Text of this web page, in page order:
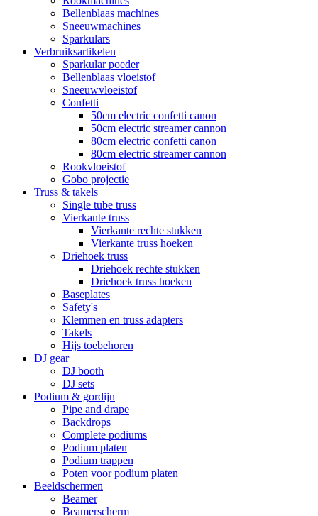
Bellenblaas machines
Sneeuwmachines
Sparkulars
Verbruiksartikelen
Sparkular poeder
Bellenblaas vloeistof
Sneeuwvloeistof
Confetti
50cm electric confetti canon
50cm electric streamer cannon
80cm electric confetti canon
80cm electric streamer cannon
Rookvloeistof
Gobo projectie
Truss & takels
Single tube truss
Vierkante truss
Vierkante rechte stukken
Vierkante truss hoeken
Driehoek truss
Driehoek rechte stukken
Driehoek truss hoeken
Baseplates
Safety's
Klemmen en truss adapters
Takels
Hijs toebehoren
DJ gear
DJ booth
DJ sets
Podium & gordijn
Pipe and drape
Backdrops
Complete podiums
Podium platen
Podium trappen
Poten voor podium platen
Beeldschermen
Beamer
Beamerscherm